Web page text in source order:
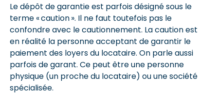
Le dépôt de garantie est parfois désigné sous le
terme « caution ». Il ne faut toutefois pas le
confondre avec le cautionnement. La caution est
en réalité la personne acceptant de garantir le
paiement des loyers du locataire. On parle aussi
parfois de garant. Ce peut être une personne
physique (un proche du locataire) ou une société
spécialisée.